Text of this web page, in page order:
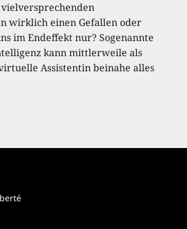
wirklich einen Gefallen oder
im Endeffekt nur? Sogenannte
kann mittlerweile als
Assistentin beinahe alles